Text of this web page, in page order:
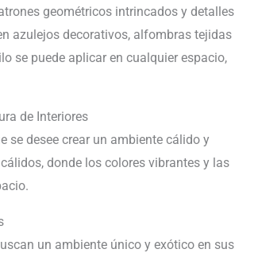
geométricos intrincados y detalles
azulejos decorativos, alfombras tejidas
se puede aplicar en cualquier espacio,
de Interiores
se desee crear un ambiente cálido y
donde los colores vibrantes y las
un ambiente único y exótico en sus